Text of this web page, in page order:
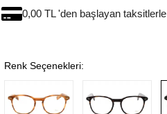
0,00 TL 'den başlayan taksitlerle
Renk Seçenekleri: